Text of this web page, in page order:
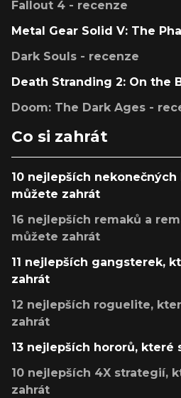
Fallout 4 - recenze
Metal Gear Solid V: The
Dark Souls - recenze
Death Stranding 2: On the
Doom: The Dark Ages -
Co si zahrát
10 nejlepších
můžete zahrát
16 nejlepších remaků a
můžete zahrát
11 nejlepších gangsterek,
zahrát
12 nejlepších roguelite,
zahrát
13 nejlepších hororů, které
10 nejlepších 4X strategií,
zahrát